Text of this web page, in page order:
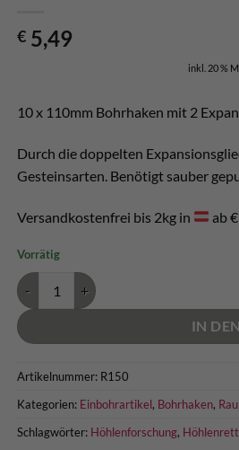
€ 5,49
inkl. 20 %
10 x 110mm Bohrhaken mit 2
Durch die doppelten
Gesteinsarten. Benötigt sauber
Versandkostenfrei bis 2kg in ab
Vorrätig
Raumer Bohrhaken 10x110mm AISI
IN
Artikelnummer: R150
Kategorien: Einbohrartikel, Bohrhaken,
Schlagwörter: Höhlenforschung,